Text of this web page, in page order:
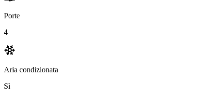
Porte
4
Aria condizionata
Sì